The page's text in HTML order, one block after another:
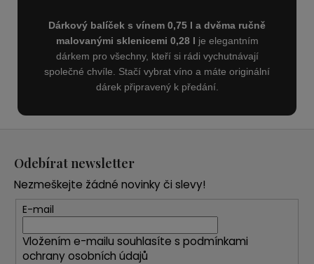
Dárkový balíček s vínem 0,75 l a dvěma ručně
malovanými sklenicemi 0,28 l je elegantním
dárkem pro všechny, kteří si rádi vychutnávají
společné chvíle. Stačí vybrat víno a máte originální
dárek připravený k předání.
Odebírat newsletter
Nezmeškejte žádné novinky či slevy!
E-mail
Vložením e-mailu souhlasíte s podmínkami
ochrany osobních údajů